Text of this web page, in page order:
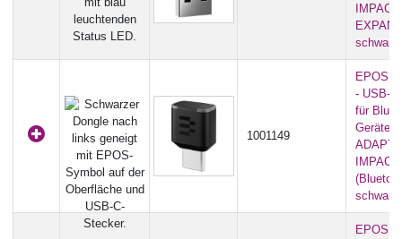
schwarz
1001149
EPOS
- USB-C
für
Geräte
ADAPT
schwarz
EPOS